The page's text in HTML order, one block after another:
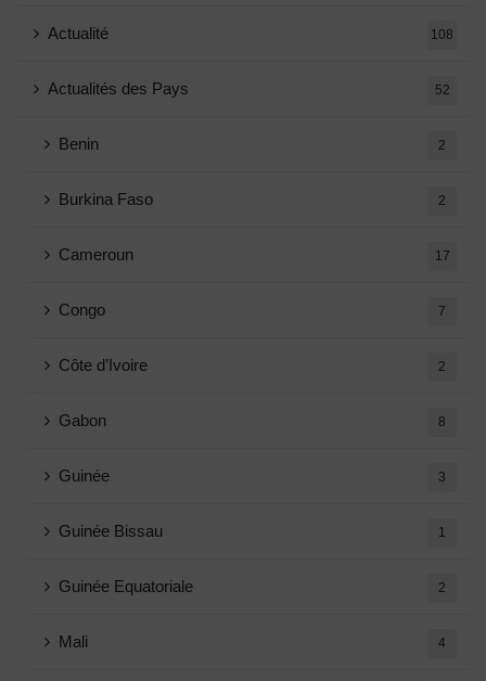
Actualité 108
Actualités des Pays 52
Benin 2
Burkina Faso 2
Cameroun 17
Congo 7
Côte d’Ivoire 2
Gabon 8
Guinée 3
Guinée Bissau 1
Guinée Equatoriale 2
Mali 4